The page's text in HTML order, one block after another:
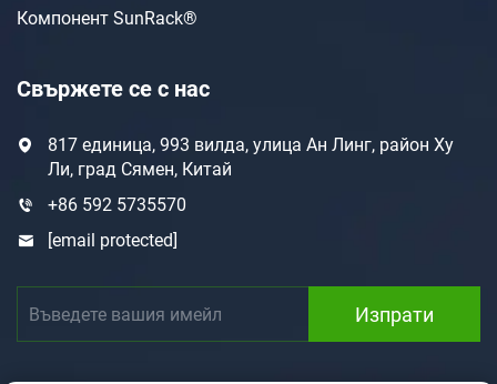
Компонент SunRack®
Свържете се с нас
817 единица, 993 вилда, улица Ан Линг, район Ху
Ли, град Сямен, Китай
+86 592 5735570
[email protected]
Изпрати